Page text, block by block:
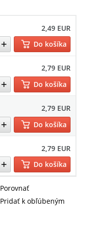
2,49 EUR
Do košíka
2,79 EUR
Do košíka
2,79 EUR
Do košíka
2,79 EUR
Do košíka
Porovnať
Pridať k obľúbeným